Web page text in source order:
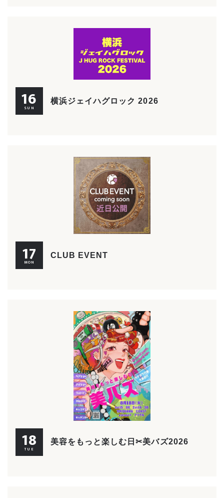
16
SUN
横浜ジェイハグロック 2026
17
MON
CLUB EVENT
18
TUE
美容をもっと楽しむ日✂美バズ2026